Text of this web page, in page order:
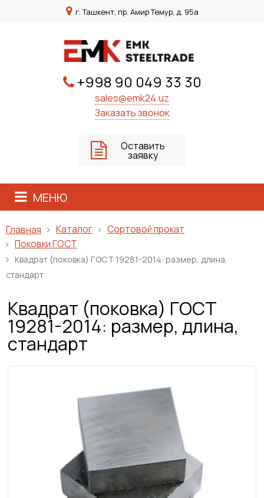
г. Ташкент, пр. Амир Темур, д. 95а
+998 90 049 33 30
sales@emk24.uz
Заказать звонок
Оставить
заявку
МЕНЮ
Главная Каталог
Сортовой прокат
Поковки ГОСТ
Квадрат (поковка) ГОСТ 19281-2014: размер, длина,
стандарт
Квадрат (поковка) ГОСТ
19281-2014: размер, длина,
стандарт